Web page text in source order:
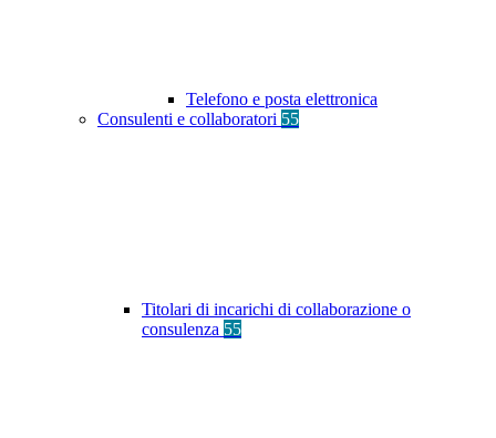
Telefono e posta elettronica
Consulenti e collaboratori 55
Titolari di incarichi di collaborazione o
consulenza 55